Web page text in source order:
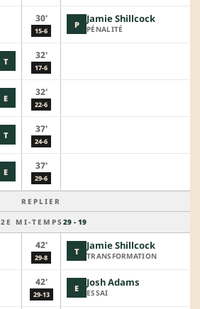
30'
15-6
P Jamie Shillcock
PÉNALITÉ
T
32'
17-6
E
32'
22-6
T
37'
24-6
E
37'
29-6
REPLIER
2E MI-TEMPS 29 - 19
42'
29-8
T Jamie Shillcock
TRANSFORMATION
42'
29-13
E Josh Adams
ESSAI